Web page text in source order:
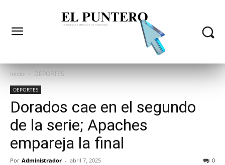
Inicio DEPORTES
DEPORTES
Dorados cae en el segundo
de la serie; Apaches
empareja la final
Por Administrador - abril 7, 2025 0